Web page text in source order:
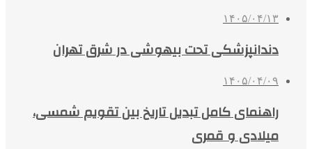
۱۴۰۵/۰۴/۱۳
دندانپزشکی تحت بیهوشی در شرق تهران
۱۴۰۵/۰۴/۰۹
راهنمای کامل تبدیل تاریخ بین تقویم شمسی،
میلادی و قمری